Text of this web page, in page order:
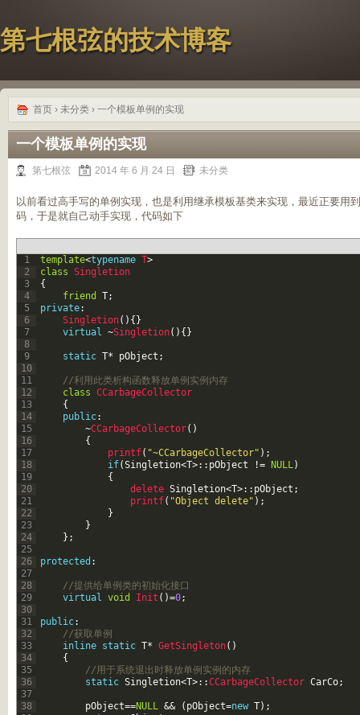
第七根弦的技术博客
首页 › 未分类 › 一个模板单例的实现
一个模板单例的实现
第七根弦 2014 年 6 月 24 日 未分类
以前看过高手写的单例实现，也是利用继承模板基类来实现，最近正要用
码，于是就自己动手实现，代码如下
1
2
3
4
5
6
7
8
9
10
11
12
13
14
15
16
17
18
19
20
21
22
23
24
25
26
27
28
29
30
31
32
33
34
35
36
37
38
template<typename T>
class Singletion
{
friend
T;
private:
Singletion( ) { }
virtual ~Singletion( ) { }
static T* pObject ;
//利用此类析构函数释放单例实例内存
class CCarbageCollector
{
public:
~CCarbageCollector( )
{
printf( "~CCarbageCollector" ) ;
if(Singletion<T>:: pObject != NULL)
{
delete Singletion<T>:: pObject ;
printf( "Object delete" ) ;
}
}
} ;
protected :
//提供给单例类的初始化接口
virtual void Init ( )=0;
public:
//获取单例
inline static T* GetSingleton( )
{
//用于系统退出时释放单例实例的内存
static Singletion<T>::CCarbageCollector CarCo;
pObject==NULL && ( pObject=new T) ;